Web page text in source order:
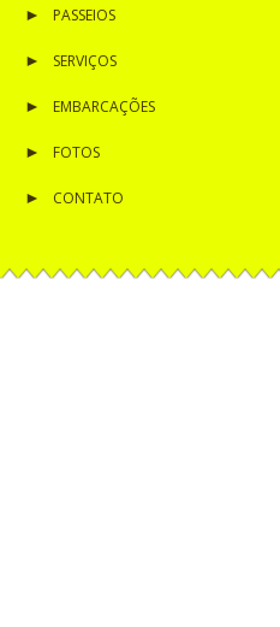
PASSEIOS
SERVIÇOS
EMBARCAÇÕES
FOTOS
CONTATO